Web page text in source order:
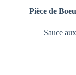
Pièce de
Sauce